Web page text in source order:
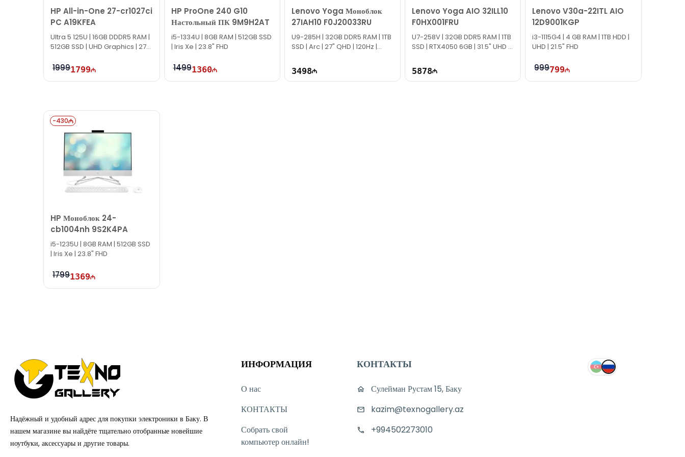
HP All-in-One 27-cr1027ci
PC A19KFEA
Ultra 5 125U | 16GB DDDR5 RAM |
512GB SSD | UHD Graphics | 27"
19991799
HP ProOne 240 G10
Настольный ПК 9M9H2AT
i5-1334U | 8GB RAM | 512GB SSD
| Iris Xe | 23.8" FHD
14991360
Lenovo Yoga Моноблок
27IAH10 F0J20033RU
U9-285H | 32GB DDR5 RAM | 1TB
SSD | Arc | 27" QHD | 120Hz |
3498
Lenovo Yoga AIO 32ILL10
F0HX001FRU
U7-258V | 32GB DDR5 RAM | 1TB
SSD | RTX4050 6GB | 31.5" UHD |
5878
Lenovo V30a-22ITL AIO
12D9001KGP
i3-1115G4 | 4 GB RAM | 1TB HDD |
UHD | 21.5" FHD
999799
-430
HP Моноблок 24-
cb1004nh 9S2K4PA
i5-1235U | 8GB RAM | 512GB SSD
| Iris Xe | 23.8" FHD
17991369
Надёжный и удобный адрес для покупки электроники в Баку. В
нашем магазине вы найдёте тщательно отобранные новейшие
ноутбуки, аксессуары и другие товары.
ИНФОРМАЦИЯ
О нас
КОНТАКТЫ
Собрать свой
компьютер онлайн!
КОНТАКТЫ
Сулейман Рустам 15, Баку
kazim@texnogallery.az
+994502273010